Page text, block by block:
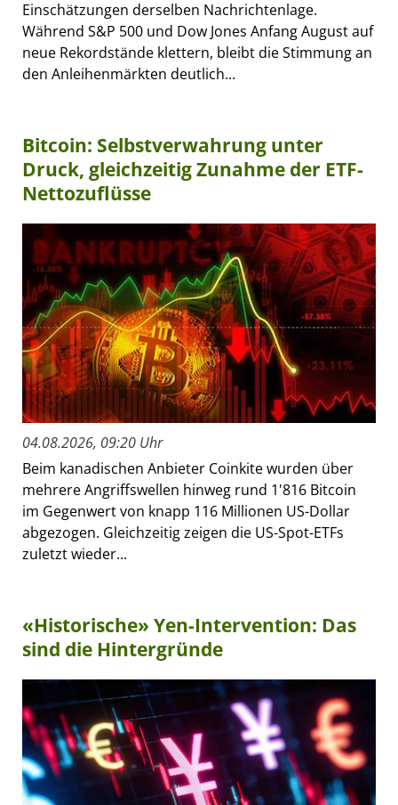
Einschätzungen derselben Nachrichtenlage.
Während S&P 500 und Dow Jones Anfang August auf
neue Rekordstände klettern, bleibt die Stimmung an
den Anleihenmärkten deutlich...
Bitcoin: Selbstverwahrung unter
Druck, gleichzeitig Zunahme der ETF-
Nettozuflüsse
04.08.2026, 09:20 Uhr
Beim kanadischen Anbieter Coinkite wurden über
mehrere Angriffswellen hinweg rund 1'816 Bitcoin
im Gegenwert von knapp 116 Millionen US-Dollar
abgezogen. Gleichzeitig zeigen die US-Spot-ETFs
zuletzt wieder...
«Historische» Yen-Intervention: Das
sind die Hintergründe